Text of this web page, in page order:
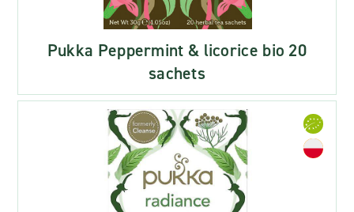
Pukka Peppermint & licorice bio 20
sachets